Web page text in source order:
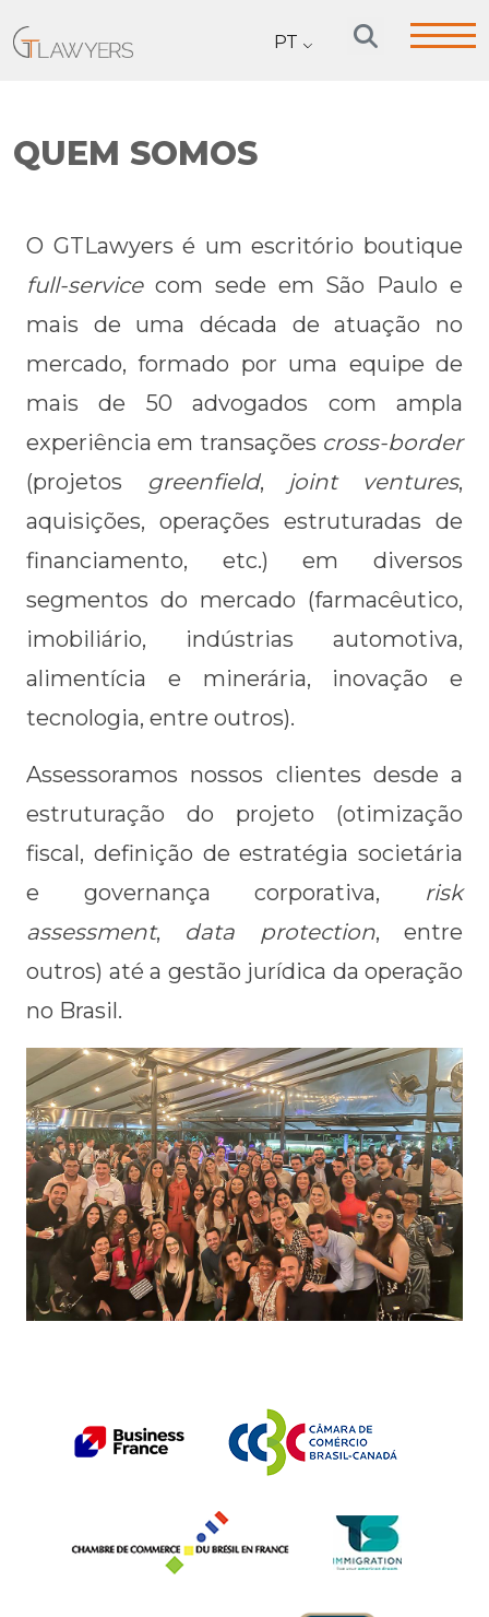
PT
QUEM SOMOS
O GTLawyers é um escritório boutique
full-servicecom sede em São Paulo e
mais de uma década de atuação no
mercado, formado por uma equipe de
mais de 50 advogados com ampla
experiência em transações cross-border
(projetos greenfield, joint ventures,
aquisições, operações estruturadas de
financiamento, etc.) em diversos
segmentos do mercado (farmacêutico,
imobiliário, indústrias automotiva,
alimentícia e minerária, inovação e
tecnologia, entre outros).
​Assessoramos nossos clientes desde a
estruturação do projeto (otimização
fiscal, definição de estratégia societária
e governança corporativa, risk
assessment, data protection, entre
outros) até a gestão jurídica da operação
no Brasil.